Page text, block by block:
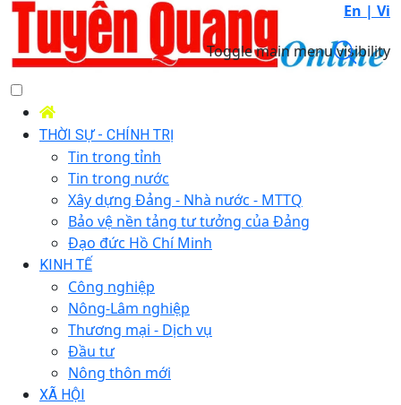
En | Vi
Toggle main menu visibility
THỜI SỰ - CHÍNH TRỊ
Tin trong tỉnh
Tin trong nước
Xây dựng Đảng - Nhà nước - MTTQ
Bảo vệ nền tảng tư tưởng của Đảng
Đạo đức Hồ Chí Minh
KINH TẾ
Công nghiệp
Nông-Lâm nghiệp
Thương mại - Dịch vụ
Đầu tư
Nông thôn mới
XÃ HỘI